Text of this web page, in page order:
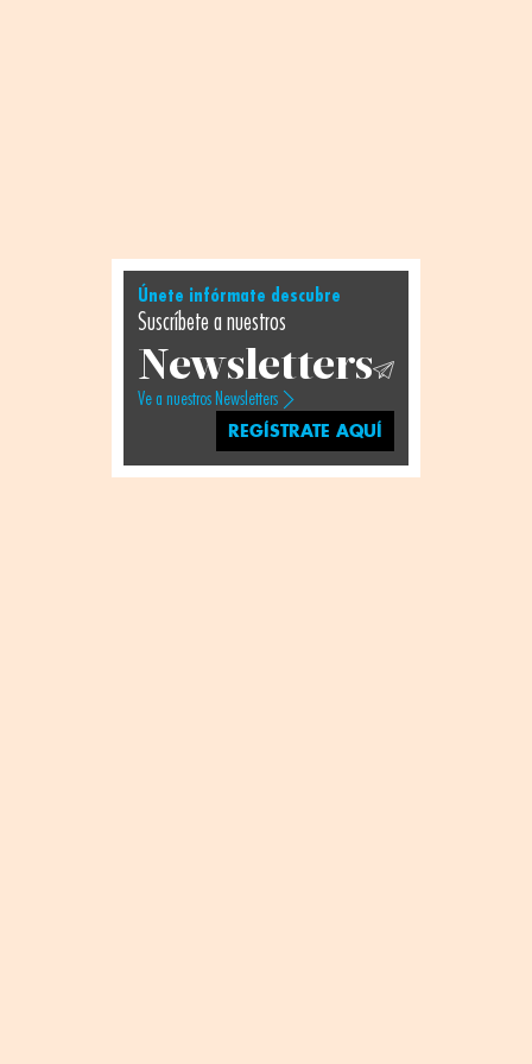
Únete infórmate descubre
Suscríbete a nuestros
Newsletters
Ve a nuestros Newsletters
REGÍSTRATE AQUÍ